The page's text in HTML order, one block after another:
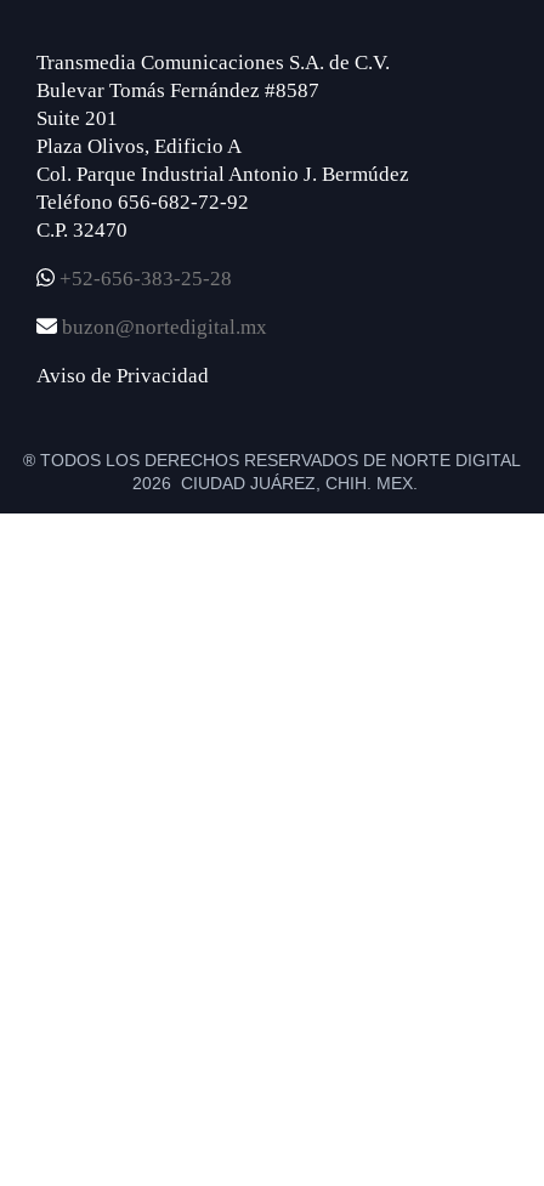
Transmedia Comunicaciones S.A. de C.V.
Bulevar Tomás Fernández #8587
Suite 201
Plaza Olivos, Edificio A
Col. Parque Industrial Antonio J. Bermúdez
Teléfono 656-682-72-92
C.P. 32470
+52-656-383-25-28
buzon@nortedigital.mx
Aviso de Privacidad
® TODOS LOS DERECHOS RESERVADOS DE NORTE DIGITAL
2026 CIUDAD JUÁREZ, CHIH. MEX.